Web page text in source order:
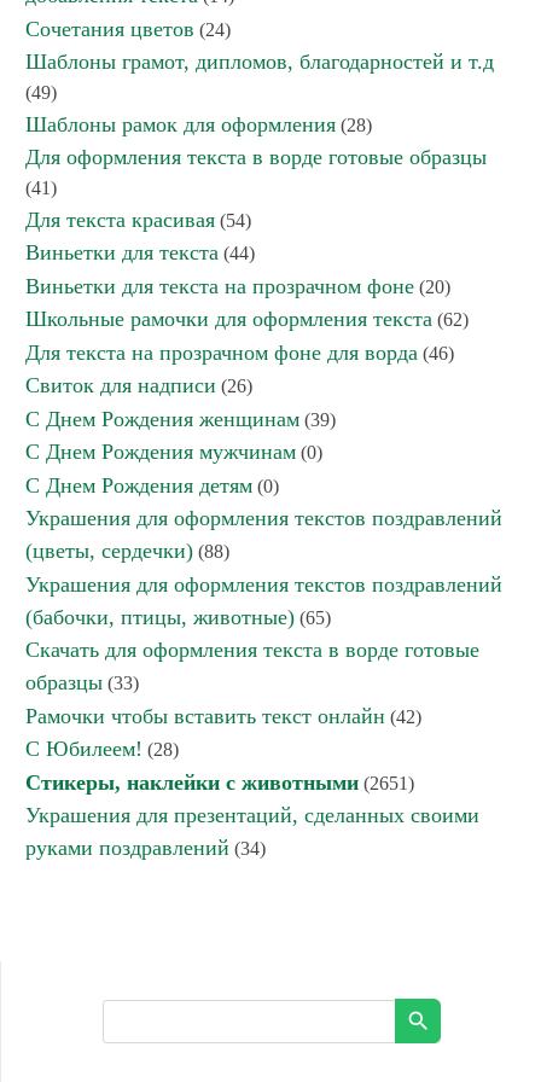
Сочетания цветов (24)
Шаблоны грамот, дипломов, благодарностей и т.д
(49)
Шаблоны рамок для оформления (28)
Для оформления текста в ворде готовые образцы
(41)
Для текста красивая (54)
Виньетки для текста (44)
Виньетки для текста на прозрачном фоне (20)
Школьные рамочки для оформления текста (62)
Для текста на прозрачном фоне для ворда (46)
Свиток для надписи (26)
С Днем Рождения женщинам (39)
С Днем Рождения мужчинам (0)
С Днем Рождения детям (0)
Украшения для оформления текстов поздравлений
(цветы, сердечки) (88)
Украшения для оформления текстов поздравлений
(бабочки, птицы, животные) (65)
Скачать для оформления текста в ворде готовые
образцы (33)
Рамочки чтобы вставить текст онлайн (42)
С Юбилеем! (28)
Стикеры, наклейки с животными (2651)
Украшения для презентаций, сделанных своими
руками поздравлений (34)